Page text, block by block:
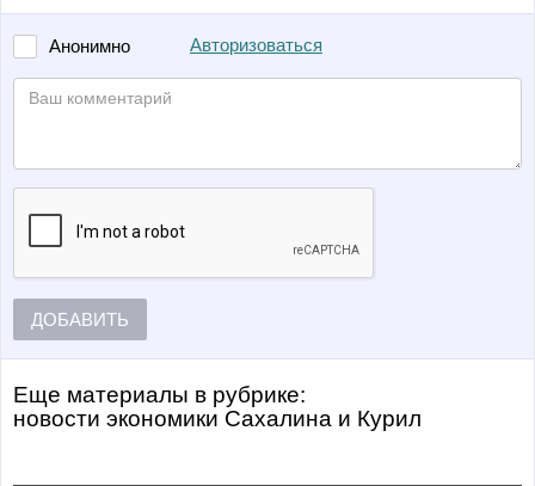
Анонимно Авторизоваться
ДОБАВИТЬ
Еще материалы в рубрике:
Новости экономики Сахалина и Курил